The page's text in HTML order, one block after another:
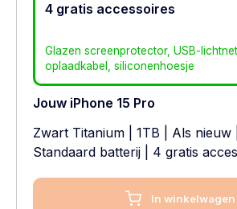
4 gratis accessoires
Glazen screenprotector, USB-
oplaadkabel, siliconenhoesje
Jouw iPhone 15 Pro
Zwart Titanium
1TB Als nieuw
Standaard batterij | 4 gratis
In winkelwagen